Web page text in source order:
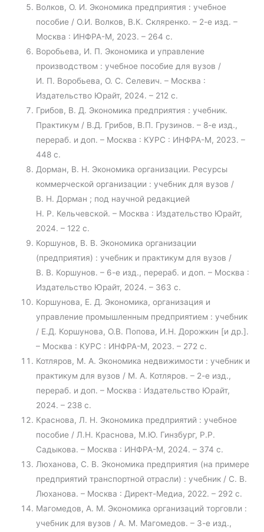
Волков, О. И. Экономика предприятия : учебное
пособие / О.И. Волков, В.К. Скляренко. – 2-е изд. –
Москва : ИНФРА-М, 2023. – 264 с.
Воробьева, И. П. Экономика и управление
производством : учебное пособие для вузов /
И. П. Воробьева, О. С. Селевич. – Москва :
Издательство Юрайт, 2024. – 212 с.
Грибов, В. Д. Экономика предприятия : учебник.
Практикум / В.Д. Грибов, В.П. Грузинов. – 8-е изд.,
перераб. и доп. – Москва : КУРС : ИНФРА-М, 2023. –
448 с.
Дорман, В. Н. Экономика организации. Ресурсы
коммерческой организации : учебник для вузов /
В. Н. Дорман ; под научной редакцией
Н. Р. Кельчевской. – Москва : Издательство Юрайт,
2024. – 122 с.
Коршунов, В. В. Экономика организации
(предприятия) : учебник и практикум для вузов /
В. В. Коршунов. – 6-е изд., перераб. и доп. – Москва :
Издательство Юрайт, 2024. – 363 с.
Коршунова, Е. Д. Экономика, организация и
управление промышленным предприятием : учебник
/ Е.Д. Коршунова, О.В. Попова, И.Н. Дорожкин [и др.].
– Москва : КУРС : ИНФРА-М, 2023. – 272 с.
Котляров, М. А. Экономика недвижимости : учебник и
практикум для вузов / М. А. Котляров. – 2-е изд.,
перераб. и доп. – Москва : Издательство Юрайт,
2024. – 238 с.
Краснова, Л. Н. Экономика предприятий : учебное
пособие / Л.Н. Краснова, М.Ю. Гинзбург, Р.Р.
Садыкова. – Москва : ИНФРА-М, 2024. – 374 с.
Люханова, С. В. Экономика предприятия (на примере
предприятий транспортной отрасли) : учебник / С. В.
Люханова. – Москва : Директ-Медиа, 2022. – 292 с.
Магомедов, А. М. Экономика организаций торговли :
учебник для вузов / А. М. Магомедов. – 3-е изд.,